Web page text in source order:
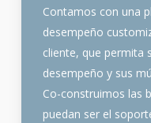
Contamos con una
desempeño
cliente, que permita
desempeño y sus
Co-construimos las
puedan ser el